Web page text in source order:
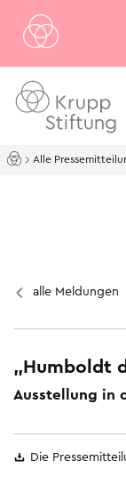
Alle
alle Meldungen
„Humboldt
Ausstellung in
Die